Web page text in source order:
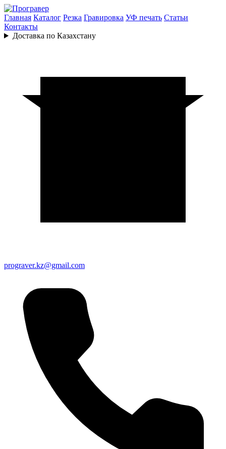
Главная Каталог Резка Гравировка УФ печать Статьи
Контакты
Доставка по Казахстану
prograver.kz@gmail.com